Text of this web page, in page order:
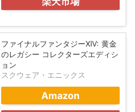
ファイナルファンタジーXIV: 黄金
のレガシー コレクターズエディシ
ョン
スクウェア・エニックス
Amazon